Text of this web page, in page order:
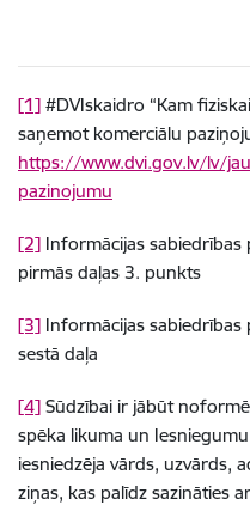
[1] #DVIskaidro “Kam
saņemot komerciālu
https://www.dvi.gov.lv/lv/
pazinojumu
[2] Informācijas
pirmās daļas 3. punkts
[3] Informācijas
sestā daļa
[4] Sūdzībai ir jābūt
spēka likuma un
iesniedzēja vārds, uzvārds,
ziņas, kas palīdz sazināties